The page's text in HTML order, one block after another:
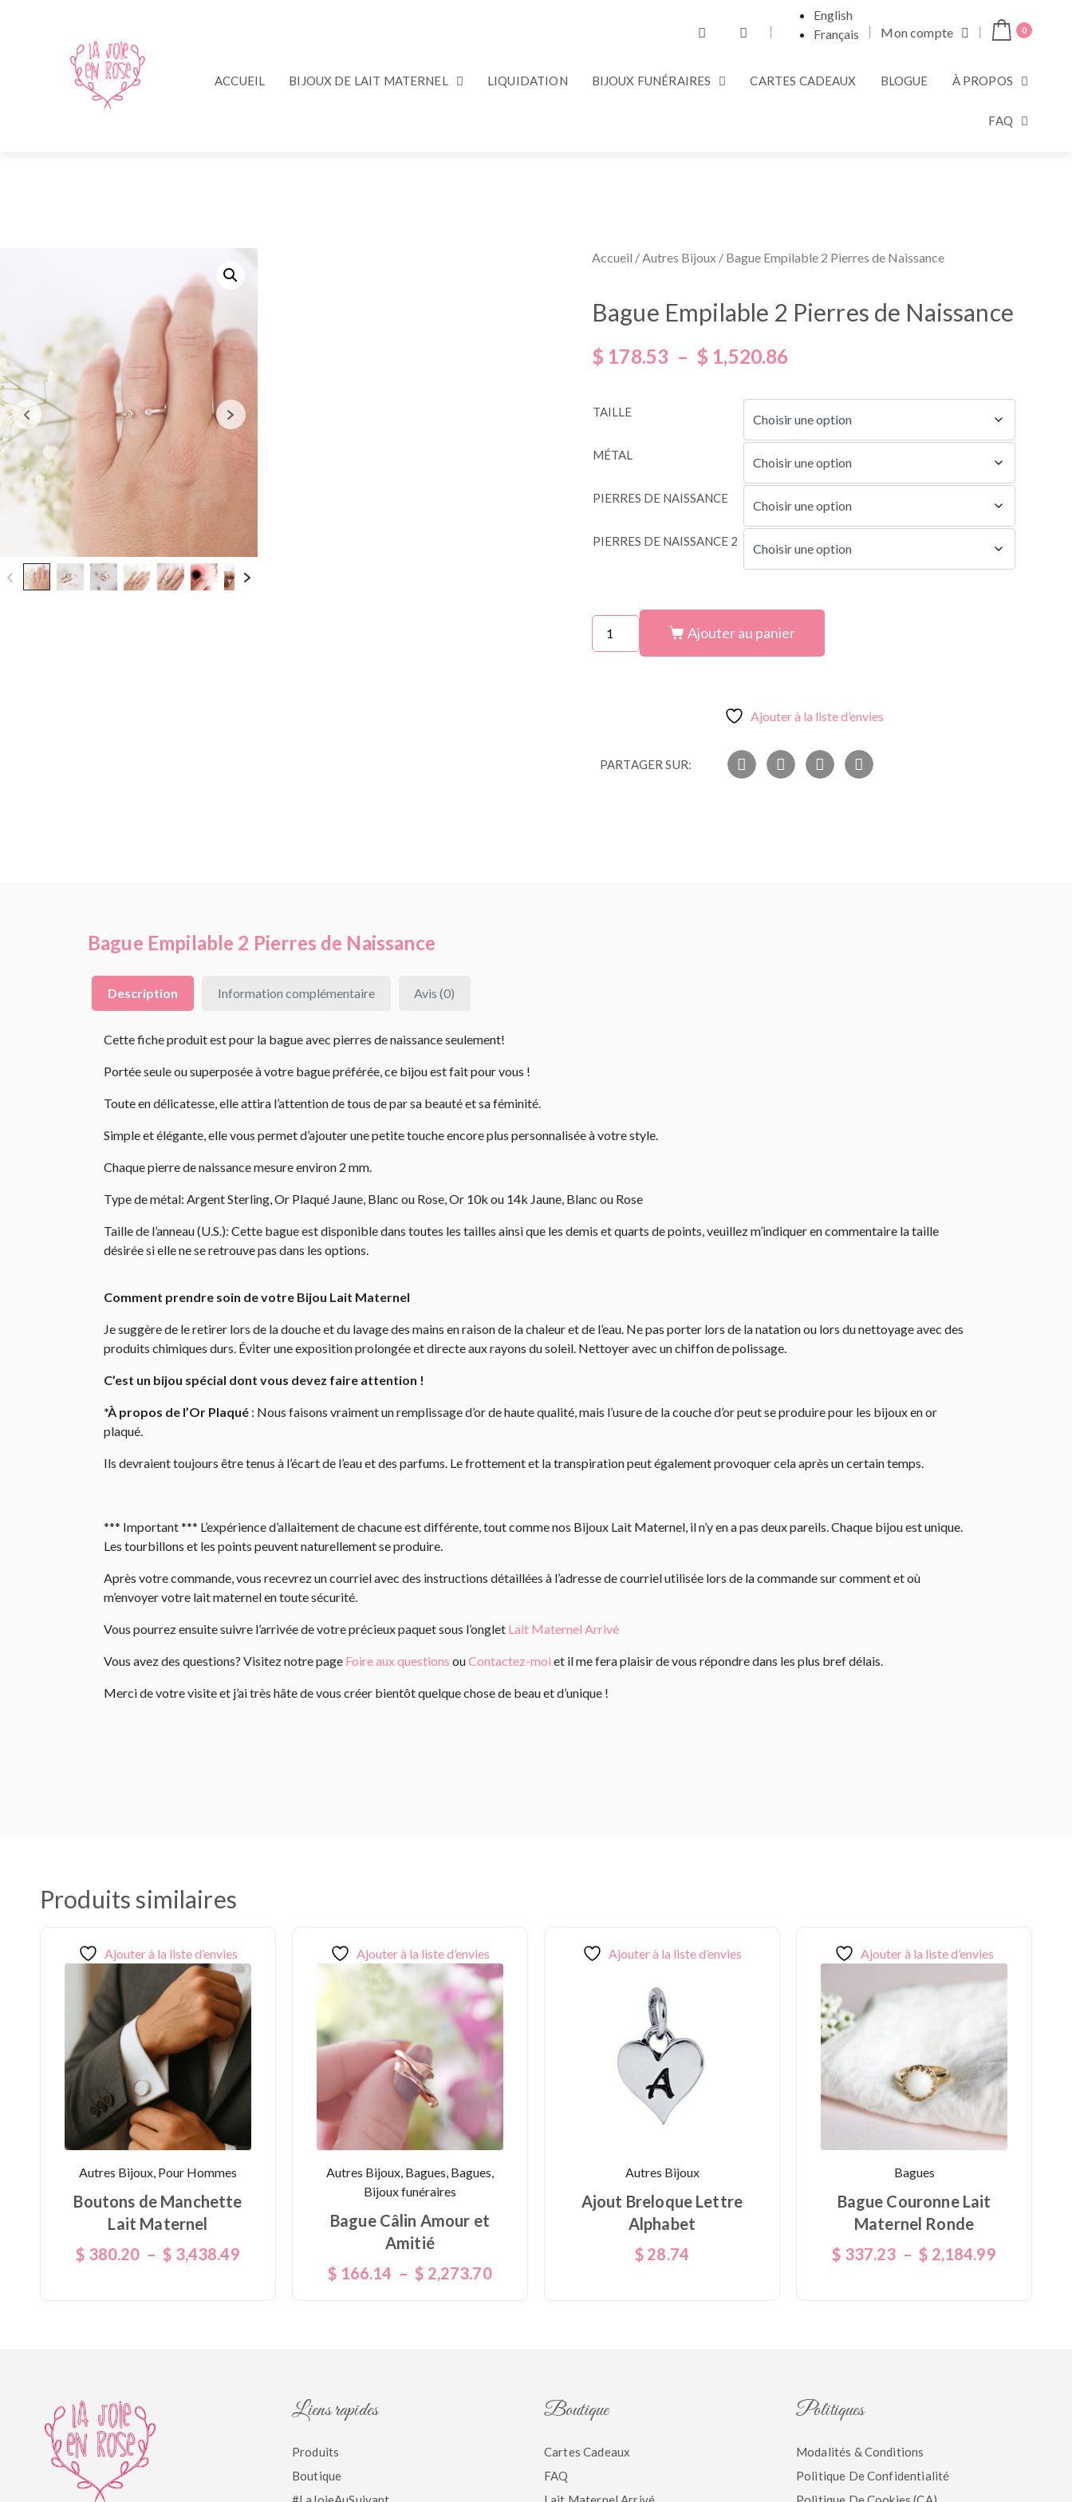
English
Français
Mon compte 0
ACCUEIL BIJOUX DE LAIT MATERNEL LIQUIDATION BIJOUX FUNÉRAIRES CARTES CADEAUX BLOGUE À PROPOS
FAQ
Accueil /Autres Bijoux / Bague Empilable 2 Pierres de Naissance
Bague Empilable 2 Pierres de Naissance
$ 178.53 – $ 1,520.86
TAILLE
MÉTAL
PIERRES DE NAISSANCE
PIERRES DE NAISSANCE 2
Ajouter au panier
Ajouter à la liste d’envies
PARTAGER SUR:
Bague Empilable 2 Pierres de Naissance
Description Information complémentaire Avis (0)
Cette fiche produit est pour la bague avec pierres de naissance seulement!
Portée seule ou superposée à votre bague préférée, ce bijou est fait pour vous !
Toute en délicatesse, elle attira l’attention de tous de par sa beauté et sa féminité.
Simple et élégante, elle vous permet d’ajouter une petite touche encore plus personnalisée à votre style.
Chaque pierre de naissance mesure environ 2 mm.
Type de métal: Argent Sterling, Or Plaqué Jaune, Blanc ou Rose, Or 10k ou 14k Jaune, Blanc ou Rose
Taille de l’anneau (U.S.): Cette bague est disponible dans toutes les tailles ainsi que les demis et quarts de points, veuillez m’indiquer en commentaire la taille
désirée si elle ne se retrouve pas dans les options.
Comment prendre soin de votre Bijou Lait Maternel
Je suggère de le retirer lors de la douche et du lavage des mains en raison de la chaleur et de l’eau. Ne pas porter lors de la natation ou lors du nettoyage avec des
produits chimiques durs. Éviter une exposition prolongée et directe aux rayons du soleil. Nettoyer avec un chiffon de polissage.
C’est un bijou spécial dont vous devez faire attention !
*À propos de l’Or Plaqué : Nous faisons vraiment un remplissage d’or de haute qualité, mais l’usure de la couche d’or peut se produire pour les bijoux en or
plaqué.
Ils devraient toujours être tenus à l’écart de l’eau et des parfums. Le frottement et la transpiration peut également provoquer cela après un certain temps.
*** Important *** L’expérience d’allaitement de chacune est différente, tout comme nos Bijoux Lait Maternel, il n’y en a pas deux pareils. Chaque bijou est unique.
Les tourbillons et les points peuvent naturellement se produire.
Après votre commande, vous recevrez un courriel avec des instructions détaillées à l’adresse de courriel utilisée lors de la commande sur comment et où
m’envoyer votre lait maternel en toute sécurité.
Vous pourrez ensuite suivre l’arrivée de votre précieux paquet sous l’onglet Lait Maternel Arrivé
Vous avez des questions? Visitez notre page Foire aux questions ouContactez-moi et il me fera plaisir de vous répondre dans les plus bref délais.
Merci de votre visite et j’ai très hâte de vous créer bientôt quelque chose de beau et d’unique !
Produits similaires
Ajouter à la liste d’envies
Autres Bijoux, Pour Hommes
Boutons de Manchette
Lait Maternel
$ 380.20 – $ 3,438.49
Ajouter à la liste d’envies
Autres Bijoux, Bagues, Bagues,
Bijoux funéraires
Bague Câlin Amour et
Amitié
$ 166.14 – $ 2,273.70
Ajouter à la liste d’envies
Autres Bijoux
Ajout Breloque Lettre
Alphabet
$ 28.74
Ajouter à la liste d’envies
Bagues
Bague Couronne Lait
Maternel Ronde
$ 337.23 – $ 2,184.99
Liens rapides
Produits
Boutique
Boutique
Cartes Cadeaux
FAQ
Politiques
Modalités & Conditions
Politique De Confidentialité